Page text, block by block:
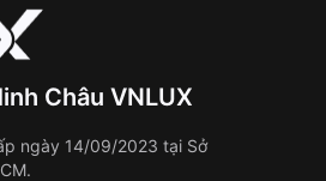
Châu VNLUX
ngày 14/09/2023 tại Sở